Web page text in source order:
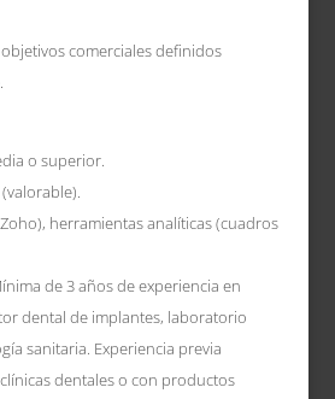
comerciales definidos
o superior.
herramientas analíticas (cuadros
de 3 años de experiencia en
dental de implantes, laboratorio
sanitaria. Experiencia previa
dentales o con productos